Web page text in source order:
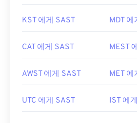
KST 에게 SAST MDT 에
CAT 에게 SAST MEST
AWST 에게 SAST MET 에
UTC 에게 SAST IST 에